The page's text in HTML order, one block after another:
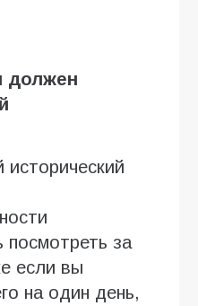
должен
исторический
посмотреть за
если вы
на один день,